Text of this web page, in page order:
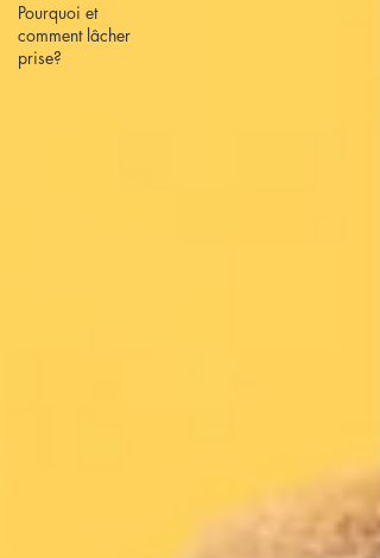
Pourquoi et
comment lâcher
prise?